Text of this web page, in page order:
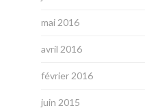
mai 2016
avril 2016
février 2016
juin 2015